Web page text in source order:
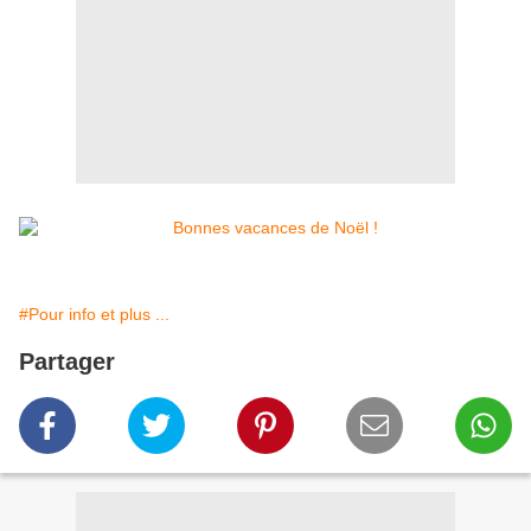
#Pour info et plus ...
Partager